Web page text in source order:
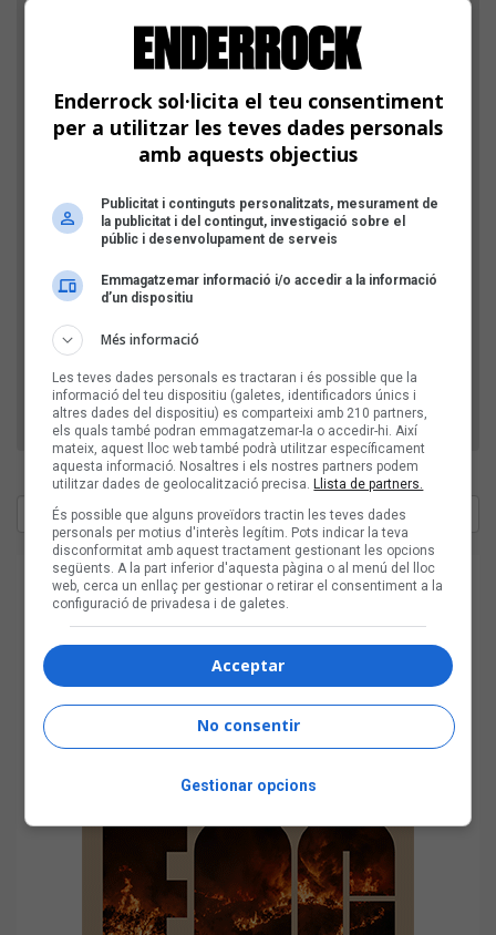
Comprovació: escriu l'any actual, amb 4 xifres
no l'envia un robot publicitari.
Enderrock sol·licita el teu consentiment
per a utilitzar les teves dades personals
amb aquests objectius
Publicitat i continguts personalitzats, mesurament de
la publicitat i del contingut, investigació sobre el
públic i desenvolupament de serveis
Emmagatzemar informació i/o accedir a la informació
d’un dispositiu
Més informació
Les teves dades personals es tractaran i és possible que la
informació del teu dispositiu (galetes, identificadors únics i
altres dades del dispositiu) es comparteixi amb 210 partners,
els quals també podran emmagatzemar-la o accedir-hi. Així
mateix, aquest lloc web també podrà utilitzar específicament
aquesta informació. Nosaltres i els nostres partners podem
utilitzar dades de geolocalització precisa.Llista de partners.
És possible que alguns proveïdors tractin les teves dades
personals per motius d'interès legítim. Pots indicar la teva
disconformitat amb aquest tractament gestionant les opcions
següents. A la part inferior d'aquesta pàgina o al menú del lloc
web, cerca un enllaç per gestionar o retirar el consentiment a la
configuració de privadesa i de galetes.
Acceptar
No consentir
Gestionar opcions